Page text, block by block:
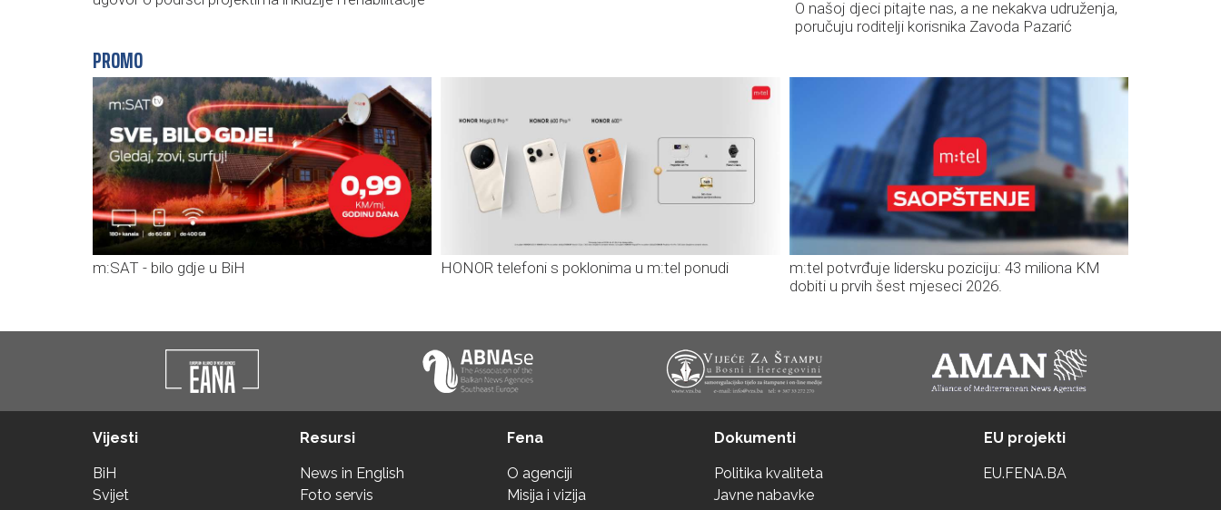
O našoj djeci pitajte nas, a ne nekakva udruženja,
poručuju roditelji korisnika Zavoda Pazarić
PROMO
m:SAT - bilo gdje u BiH HONOR telefoni s poklonima u m:tel ponudi
m:tel potvrđuje lidersku poziciju: 43 miliona KM
dobiti u prvih šest mjeseci 2026.
Vijesti
BiH
Svijet
Resursi
News in English
Foto servis
Fena
O agenciji
Misija i vizija
Dokumenti
Politika kvaliteta
Javne nabavke
EU projekti
EU.FENA.BA